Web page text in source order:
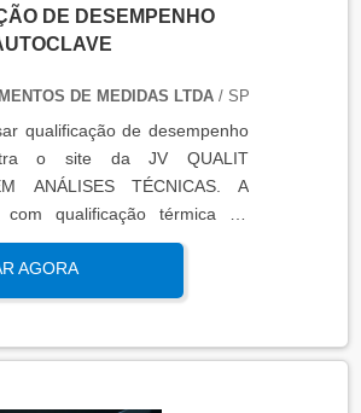
DE DESEMPENHO
DE MEDIDAS LTDA/ SP
qualificação de desempenho
o site da JV QUALIT
ANÁLISES TÉCNICAS. A
qualificação térmica de
disponibilizando o que
garantir a qualidade final
AGORA